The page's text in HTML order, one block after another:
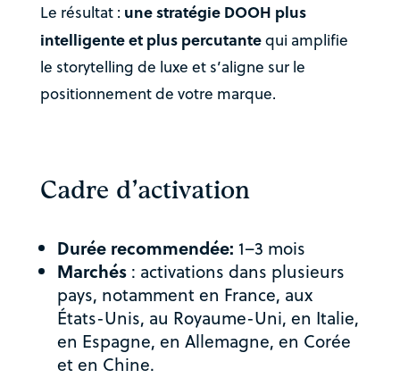
Le résultat : une stratégie DOOH plus
intelligente et plus percutantequi amplifie
le storytelling de luxe et s’aligne sur le
positionnement de votre marque.
Cadre d’activation
Durée recommendée: 1–3 mois
Marchés: activations dans plusieurs
pays, notamment en France, aux
États-Unis, au Royaume-Uni, en Italie,
en Espagne, en Allemagne, en Corée
et en Chine.